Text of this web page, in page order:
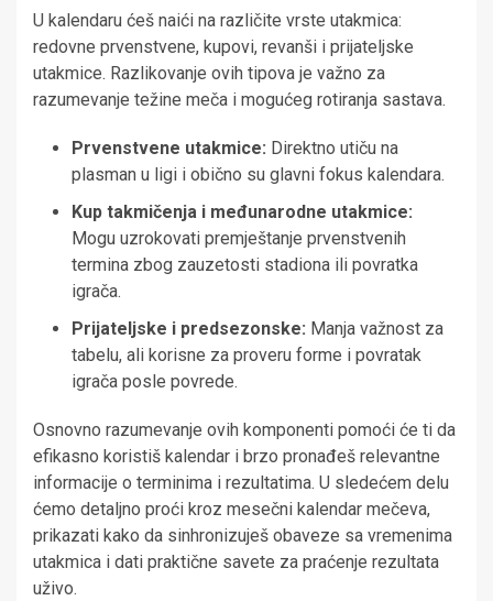
U kalendaru ćeš naići na različite vrste utakmica:
redovne prvenstvene, kupovi, revanši i prijateljske
utakmice. Razlikovanje ovih tipova je važno za
razumevanje težine meča i mogućeg rotiranja sastava.
Prvenstvene utakmice: Direktno utiču na
plasman u ligi i obično su glavni fokus kalendara.
Kup takmičenja i međunarodne utakmice:
Mogu uzrokovati premještanje prvenstvenih
termina zbog zauzetosti stadiona ili povratka
igrača.
Prijateljske i predsezonske: Manja važnost za
tabelu, ali korisne za proveru forme i povratak
igrača posle povrede.
Osnovno razumevanje ovih komponenti pomoći će ti da
efikasno koristiš kalendar i brzo pronađeš relevantne
informacije o terminima i rezultatima. U sledećem delu
ćemo detaljno proći kroz mesečni kalendar mečeva,
prikazati kako da sinhronizuješ obaveze sa vremenima
utakmica i dati praktične savete za praćenje rezultata
uživo.